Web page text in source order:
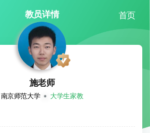
教员详情 首页
施老师
南京师范大学 大学生家教